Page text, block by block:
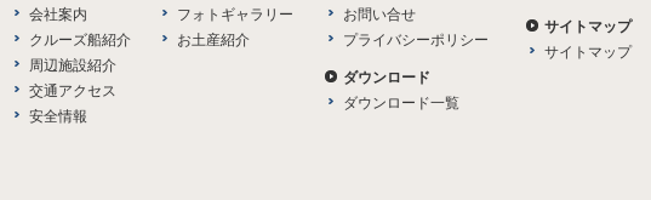
会社案内
クルーズ船紹介
周辺施設紹介
交通アクセス
安全情報
フォトギャラリー
お土産紹介
お問い合せ
プライバシーポリシー
ダウンロード
ダウンロード一覧
サイトマップ
サイトマップ